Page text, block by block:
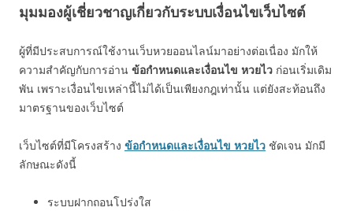
มุมมองผู้เชี่ยวชาญเกี่ยวกับระบบเงื่อนไขเว็บไซต์
ผู้ที่มีประสบการณ์ใช้งานเว็บหวยออนไลน์มาอย่างต่อเนื่อง มักให้
ความสำคัญกับการอ่าน ข้อกำหนดและเงื่อนไข หวยไว ก่อนเริ่มเดิม
พัน เพราะเงื่อนไขเหล่านี้ไม่ได้เป็นเพียงกฎเท่านั้น แต่ยังสะท้อนถึง
มาตรฐานของเว็บไซต์
เว็บไซต์ที่มีโครงสร้าง ข้อกำหนดและเงื่อนไข หวยไว ชัดเจน มักมี
ลักษณะดังนี้
ระบบฝากถอนโปร่งใส